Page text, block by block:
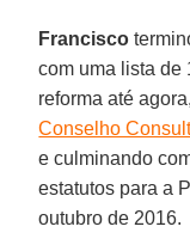
Francisco
com uma lista de
reforma até
Conselho
e culminando
estatutos para a
outubro de 2016.